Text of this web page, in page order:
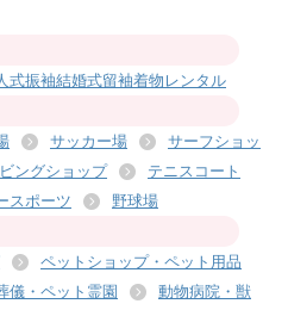
式振袖結婚式留袖着物レンタル
サッカー場
サーフショッ
ングショップ
テニスコート
スポーツ 野球場
ペットショップ・ペット用品
儀・ペット霊園
動物病院・獣